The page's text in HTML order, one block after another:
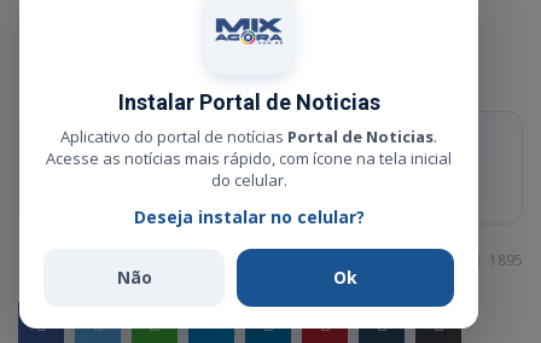
GALERIA
MUSICA
Instalar Portal de Noticias
Aplicativo do portal de notícias Portal de Noticias.
Acesse as notícias mais rápido, com ícone na tela inicial
do celular.
Deseja instalar no celular?
Não Ok
ALMT debate piso salarial e
valorização da enfermagem
RESUMO RÁPIDO
Primeira reunião reuniu profissionais para tratar dos principais
Jun 27, 2025 1895